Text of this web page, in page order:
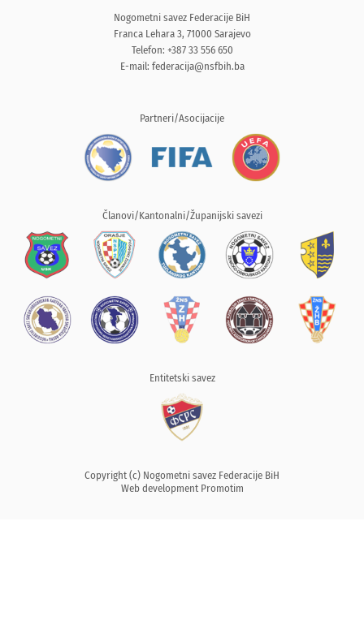
Nogometni savez Federacije BiH
Franca Lehara 3, 71000 Sarajevo
Telefon: +387 33 556 650
E-mail: federacija@nsfbih.ba
Partneri/Asocijacije
Članovi/Kantonalni/Županijski savezi
Entitetski savez
Copyright (c) Nogometni savez Federacije BiH
Web development Promotim